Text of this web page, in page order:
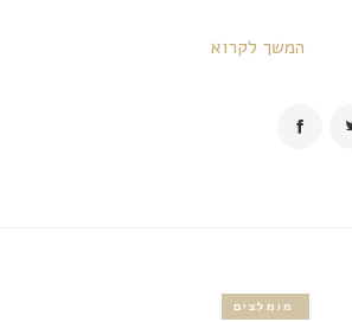
המשך לקרוא
מומלצים